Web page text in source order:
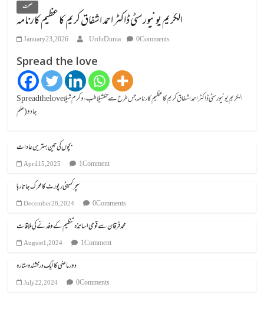
صحت
الکریم یونیورسٹی ڈاکٹر احمد اشفاق کریم کا عظیم کارنامہ
January 23, 2026 UrduDunia 0 Comments
Spread the love
Spread the loveالکریم یونیورسٹی ڈاکٹر احمد اشفاق کریم کا عظیم کارنامہ جس طرح سے تکشیلا طب، وکرم شیلا
جادو (علم
بچوں کی تین بہترین عادات
April 15, 2025 1 Comment
سچر کمیٹی رپورٹ کا محرک جاتا رہا
December 28, 2024 0 Comments
محمد فرقان سے قومی اساتذہ تنظیم کے وفد نے کی ملاقات
August 1, 2024 1 Comment
دور ماضی کا ایک درخشندہ ستارہ
July 22, 2024 0 Comments